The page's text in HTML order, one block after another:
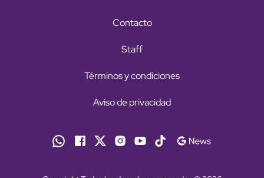
Contacto
Staff
Términos y condiciones
Aviso de privacidad